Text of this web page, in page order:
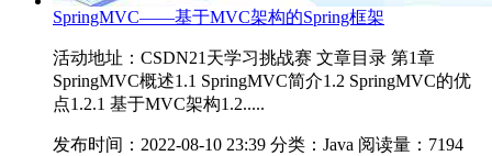
SpringMVC——基于MVC架构的Spring框架
活动地址：CSDN21天学习挑战赛 文章目录 第1章
SpringMVC概述1.1 SpringMVC简介1.2 SpringMVC的优
点1.2.1 基于MVC架构1.2.....
发布时间：2022-08-10 23:39 分类：Java 阅读量：7194